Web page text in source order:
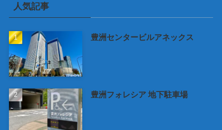
人気記事
豊洲センタービルアネックス
豊洲フォレシア 地下駐車場